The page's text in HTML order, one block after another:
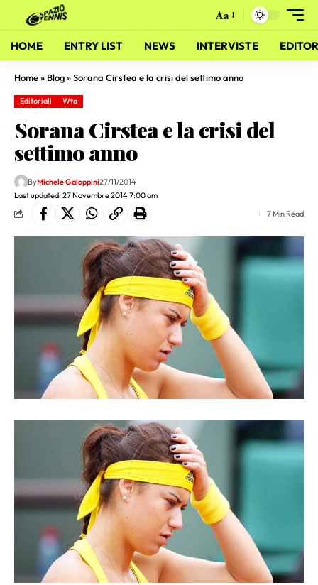
Aa
HOME ENTRY LIST NEWS INTERVISTE
Home» Blog»Sorana Cirstea e la crisi del settimo anno
Editoriali Wta
Sorana Cirstea e la crisi del
settimo anno
Last updated: 27 Novembre 2014 7:00 am
ByMichele Galoppini27/11/2014
7 Min Read